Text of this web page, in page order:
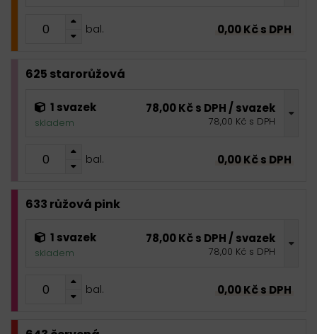
bal. 0,00 Kč s DPH
625 starorůžová
1 svazek
skladem
78,00 Kč s DPH / svazek
78,00 Kč s DPH
bal. 0,00 Kč s DPH
633 růžová pink
1 svazek
skladem
78,00 Kč s DPH / svazek
78,00 Kč s DPH
bal. 0,00 Kč s DPH